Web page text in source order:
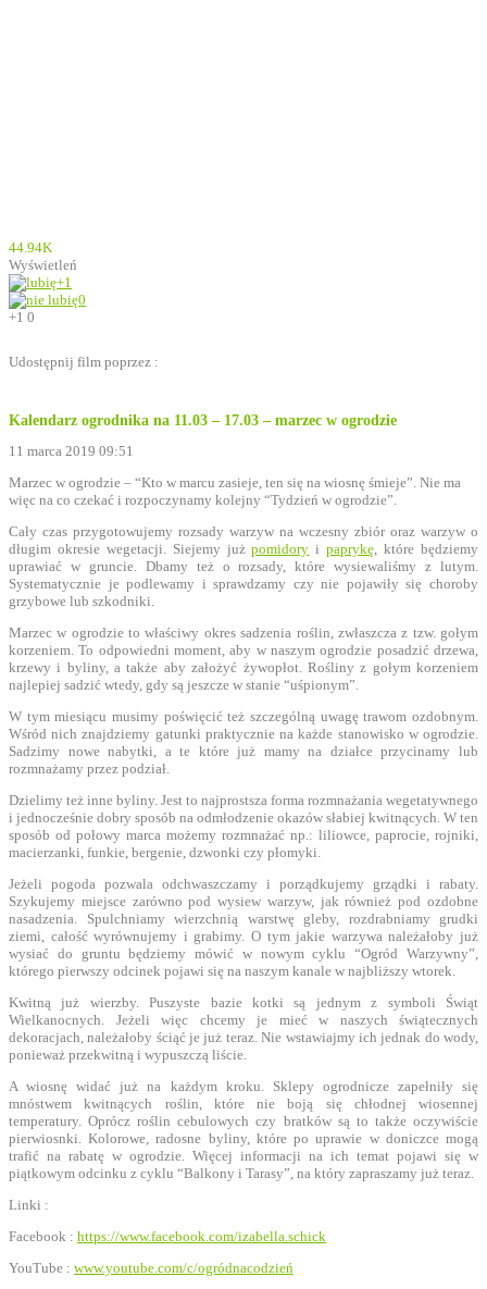
44.94K
Wyświetleń
+1
0
+1 0
Udostępnij film poprzez :
Kalendarz ogrodnika na 11.03 – 17.03 – marzec w ogrodzie
11 marca 2019 09:51
Marzec w ogrodzie – “Kto w marcu zasieje, ten się na wiosnę śmieje”. Nie ma
więc na co czekać i rozpoczynamy kolejny “Tydzień w ogrodzie”.
Cały czas przygotowujemy rozsady warzyw na wczesny zbiór oraz warzyw o
długim okresie wegetacji. Siejemy jużpomidory ipaprykę , które będziemy
uprawiać w gruncie. Dbamy też o rozsady, które wysiewaliśmy z lutym.
Systematycznie je podlewamy i sprawdzamy czy nie pojawiły się choroby
grzybowe lub szkodniki.
Marzec w ogrodzie to właściwy okres sadzenia roślin, zwłaszcza z tzw. gołym
korzeniem. To odpowiedni moment, aby w naszym ogrodzie posadzić drzewa,
krzewy i byliny, a także aby założyć żywopłot. Rośliny z gołym korzeniem
najlepiej sadzić wtedy, gdy są jeszcze w stanie “uśpionym”.
W tym miesiącu musimy poświęcić też szczególną uwagę trawom ozdobnym.
Wśród nich znajdziemy gatunki praktycznie na każde stanowisko w ogrodzie.
Sadzimy nowe nabytki, a te które już mamy na działce przycinamy lub
rozmnażamy przez podział.
Dzielimy też inne byliny. Jest to najprostsza forma rozmnażania wegetatywnego
i jednocześnie dobry sposób na odmłodzenie okazów słabiej kwitnących. W ten
sposób od połowy marca możemy rozmnażać np.: liliowce, paprocie, rojniki,
macierzanki, funkie, bergenie, dzwonki czy płomyki.
Jeżeli pogoda pozwala odchwaszczamy i porządkujemy grządki i rabaty.
Szykujemy miejsce zarówno pod wysiew warzyw, jak również pod ozdobne
nasadzenia. Spulchniamy wierzchnią warstwę gleby, rozdrabniamy grudki
ziemi, całość wyrównujemy i grabimy. O tym jakie warzywa należałoby już
wysiać do gruntu będziemy mówić w nowym cyklu “Ogród Warzywny”,
którego pierwszy odcinek pojawi się na naszym kanale w najbliższy wtorek.
Kwitną już wierzby. Puszyste bazie kotki są jednym z symboli Świąt
Wielkanocnych. Jeżeli więc chcemy je mieć w naszych świątecznych
dekoracjach, należałoby ściąć je już teraz. Nie wstawiajmy ich jednak do wody,
ponieważ przekwitną i wypuszczą liście.
A wiosnę widać już na każdym kroku. Sklepy ogrodnicze zapełniły się
mnóstwem kwitnących roślin, które nie boją się chłodnej wiosennej
temperatury. Oprócz roślin cebulowych czy bratków są to także oczywiście
pierwiosnki. Kolorowe, radosne byliny, które po uprawie w doniczce mogą
trafić na rabatę w ogrodzie. Więcej informacji na ich temat pojawi się w
piątkowym odcinku z cyklu “Balkony i Tarasy”, na który zapraszamy już teraz.
Linki :
Facebook : https://www.facebook.com/izabella.schick
YouTube : www.youtube.com/c/ogródnacodzień